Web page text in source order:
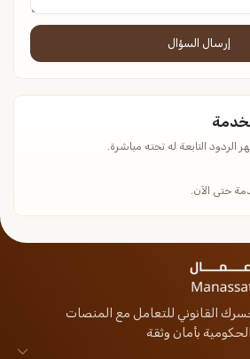
إرسال السؤال
التابعة له تحته مباشرة.
حتى الآن.
القانوني للتعامل مع المنصات
الحكومية بأمان وثقة